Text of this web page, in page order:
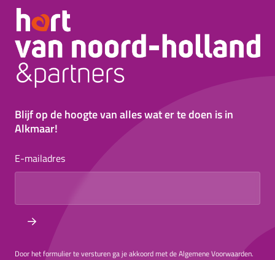
Blijf op de hoogte van alles wat er te doen is in
Alkmaar!
E-mailadres
Door het formulier te versturen ga je akkoord met de Algemene Voorwaarden.